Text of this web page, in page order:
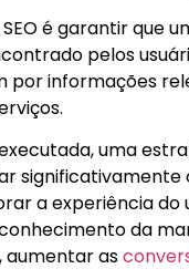
é garantir que
pelos
por informações
uma
significativamente
a experiência do
da
aumentar as